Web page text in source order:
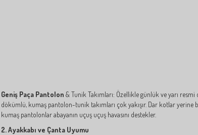
Geniş Paça Pantolon & Tunik Takımları: Özellikle günlük ve yarı
dökümlü, kumaş pantolon-tunik takımları çok yakışır. Dar kotlar yerine
kumaş pantolonlar abayanın uçuş uçuş havasını destekler.
2. Ayakkabı ve Çanta Uyumu